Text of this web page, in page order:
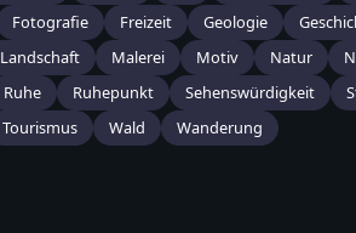
Fotografie Freizeit Geologie
Landschaft Malerei Motiv Natur
Ruhe Ruhepunkt Sehenswürdigkeit
Tourismus Wald Wanderung